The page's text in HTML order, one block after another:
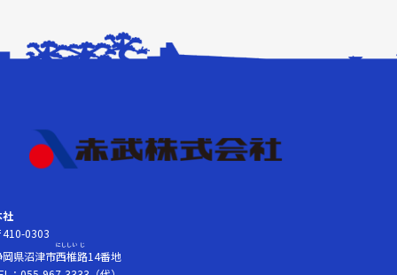
社
410-0303
岡県沼津市西
にし
椎
しい
路
じ
14番地